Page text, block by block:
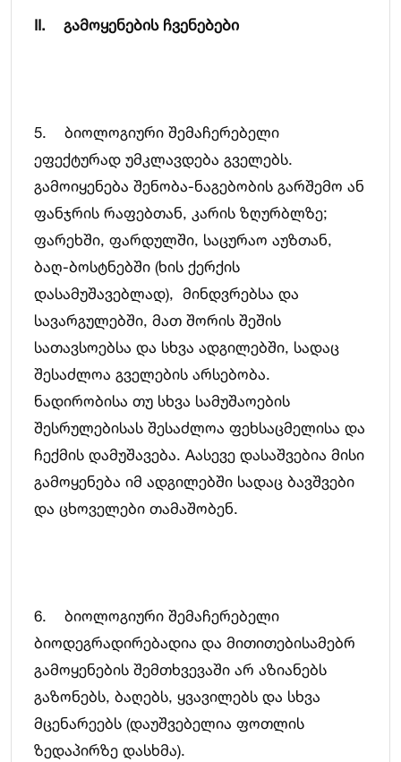
II. გამოყენების ჩვენებები
5. ბიოლოგიური შემაჩერებელი
ეფექტურად უმკლავდება გველებს.
გამოიყენება შენობა-ნაგებობის გარშემო ან
ფანჯრის რაფებთან, კარის ზღურბლზე;
ფარეხში, ფარდულში, საცურაო აუზთან,
ბაღ-ბოსტნებში (ხის ქერქის
დასამუშავებლად), მინდვრებსა და
სავარგულებში, მათ შორის შეშის
სათავსოებსა და სხვა ადგილებში, სადაც
შესაძლოა გველების არსებობა.
ნადირობისა თუ სხვა სამუშაოების
შესრულებისას შესაძლოა ფეხსაცმელისა და
ჩექმის დამუშავება. Aასევე დასაშვებია მისი
გამოყენება იმ ადგილებში სადაც ბავშვები
და ცხოველები თამაშობენ.
6. ბიოლოგიური შემაჩერებელი
ბიოდეგრადირებადია და მითითებისამებრ
გამოყენების შემთხვევაში არ აზიანებს
გაზონებს, ბაღებს, ყვავილებს და სხვა
მცენარეებს (დაუშვებელია ფოთლის
ზედაპირზე დასხმა).